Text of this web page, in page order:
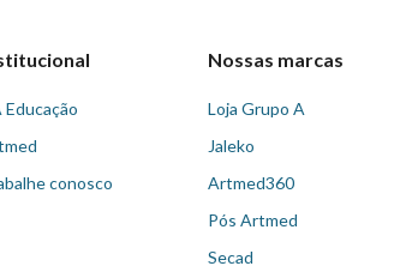
Educação
conosco
Nossas marcas
Loja Grupo A
Jaleko
Artmed360
Pós Artmed
Secad